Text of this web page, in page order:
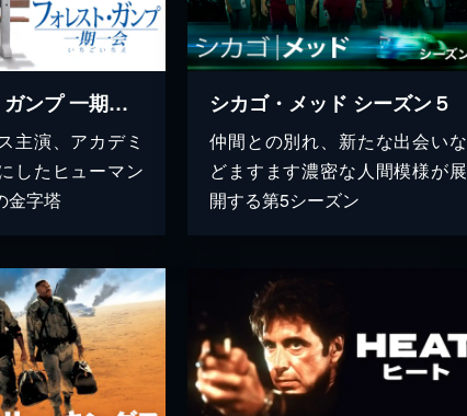
フォレスト・ガンプ 一期一会
主演、アカデミ
したヒューマン
金字塔
シカゴ・メッド シーズン５
仲間との別れ、新たな出会いな
どますます濃密な人間模様が展
開する第5シーズン